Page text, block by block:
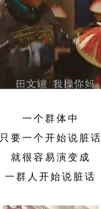
一个群体中
只要一个开始说脏话
就很容易演变成
一群人开始说脏话